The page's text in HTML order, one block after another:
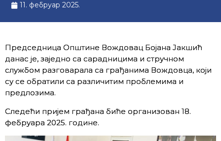
11. фебруар 2025.
Председница Општине Вождовац Бојана Јакшић
данас је, заједно са сарадницима и стручном
службом разговарала са грађанима Вождовца, који
су се обратили са различитим проблемима и
предлозима.
Следећи пријем грађана биће организован 18.
фебруара 2025. године.